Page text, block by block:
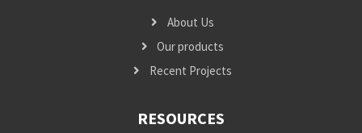
About Us
Our products
Recent Projects
RESOURCES